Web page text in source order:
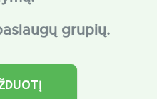
grupių.